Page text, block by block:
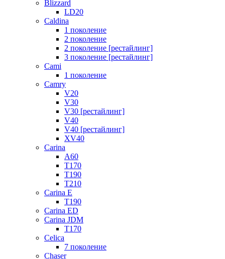
Blizzard
LD20
Caldina
1 поколение
2 поколение
2 поколение [рестайлинг]
3 поколение [рестайлинг]
Cami
1 поколение
Camry
V20
V30
V30 [рестайлинг]
V40
V40 [рестайлинг]
XV40
Carina
A60
T170
T190
T210
Carina E
T190
Carina ED
Carina JDM
T170
Celica
7 поколение
Chaser